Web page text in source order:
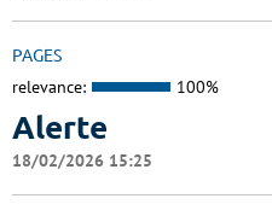
PAGES
relevance: 100%
Alerte
18/02/2026 15:25